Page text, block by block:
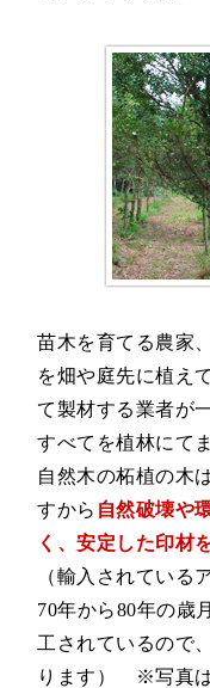
苗木を育てる農家
を畑や庭先に植え
て製材する業者が
すべてを植林にて
自然木の柘植の木
すから 自然破壊や
く、安定した印材
（輸入されている
70年から80年の歳
工されているので
ります） ※写真は